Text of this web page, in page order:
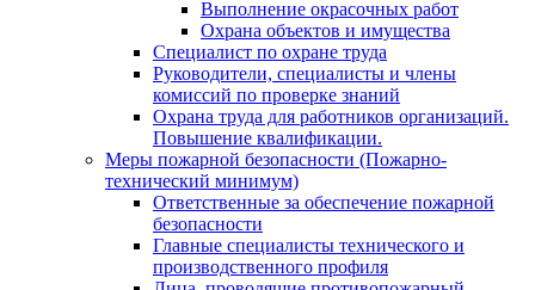
Выполнение окрасочных работ
Охрана объектов и имущества
Специалист по охране труда
Руководители, специалисты и члены
комиссий по проверке знаний
Охрана труда для работников организаций.
Повышение квалификации.
Меры пожарной безопасности (Пожарно-
технический минимум)
Ответственные за обеспечение пожарной
безопасности
Главные специалисты технического и
производственного профиля